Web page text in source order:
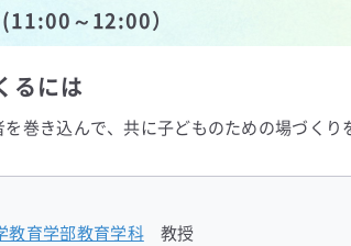
～12:00）
るには
巻き込んで、共に子どものための場づくり
教育学部教育学科教授